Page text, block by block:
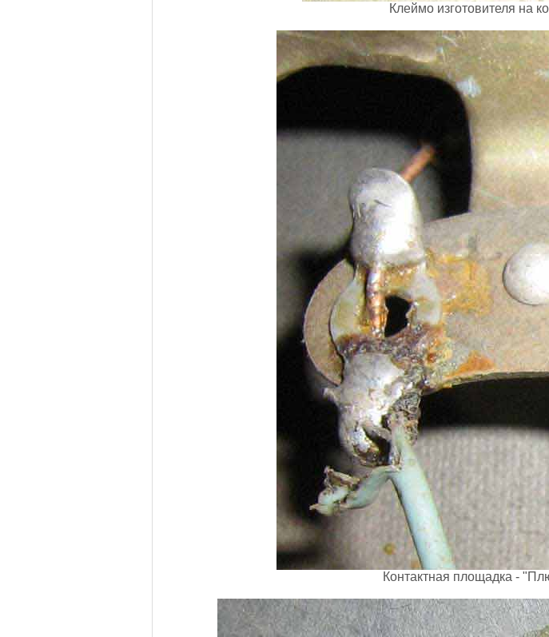
Клеймо изготовителя на
Контактная площадка -